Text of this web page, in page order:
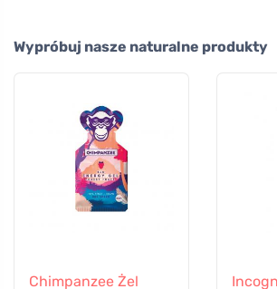
Wypróbuj nasze naturalne produkty
Chimpanzee Żel